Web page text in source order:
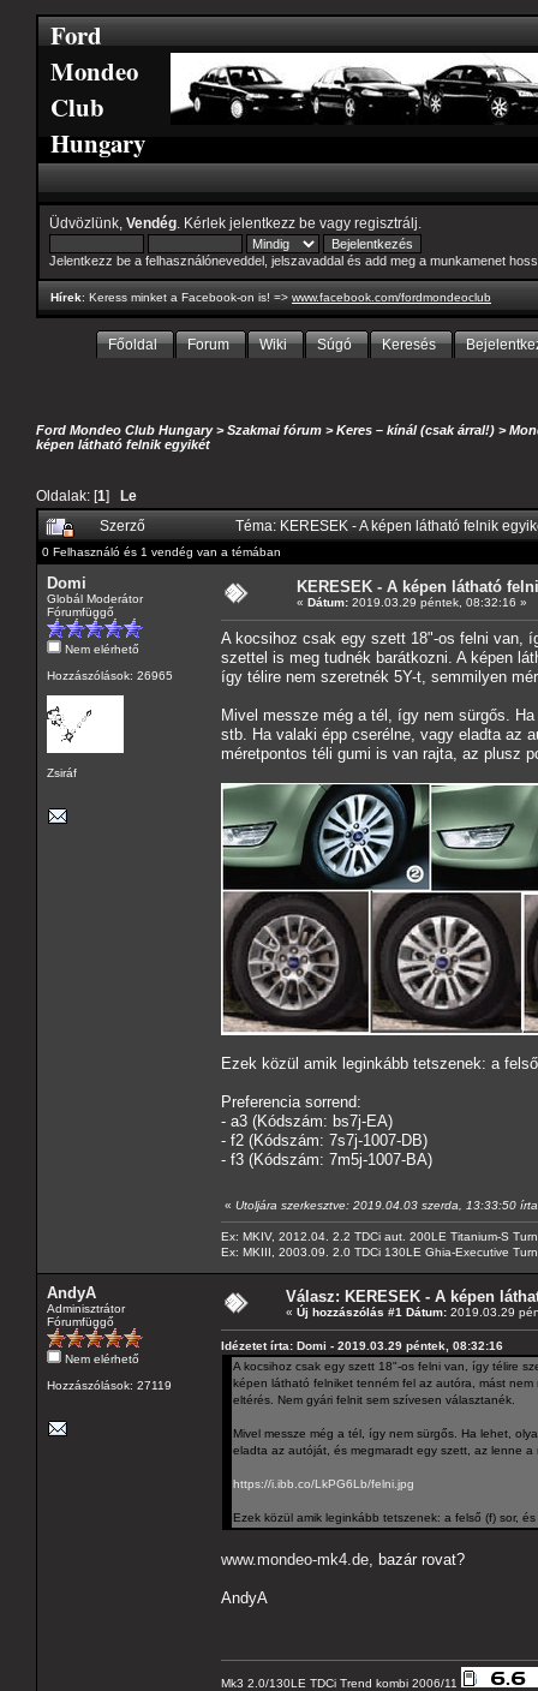
Ford
Mondeo
Club
Hungary
Üdvözlünk, Vendég . Kérlek jelentkezz be vagy regisztrálj
Jelentkezz be a felhasználóneveddel, jelszavaddal és add meg a munkamenet
Hírek: Keress minket a Facebook-on is! => www.facebook.com/fordmondeoclub
Főoldal Forum Wiki Súgó Keresés
Ford Mondeo Club Hungary>Szakmai fórum >Keres – kínál (csak árral!) >
képen látható felnik egyikét
Oldalak: [1] Le
Szerző
Téma: KERESEK - A képen látható felnik
0 Felhasználó és 1 vendég van a témában
Domi
Globál Moderátor
Fórumfüggő
Nem elérhető
Hozzászólások: 26965
Zsiráf
KERESEK - A képen látható
« Dátum: 2019.03.29 péntek, 08:32:16 »
A kocsihoz csak egy szett 18"-os felni van,
szettel is meg tudnék barátkozni. A képen
így télire nem szeretnék 5Y-t, semmilyen
Mivel messze még a tél, így nem sürgős.
stb. Ha valaki épp cserélne, vagy eladta az
méretpontos téli gumi is van rajta, az plusz
Ezek közül amik leginkább tetszenek: a
Preferencia sorrend:
- a3 (Kódszám: bs7j-EA)
- f2 (Kódszám: 7s7j-1007-DB)
- f3 (Kódszám: 7m5j-1007-BA)
« Utoljára szerkesztve: 2019.04.03 szerda, 13:33:50
Ex: MKIV, 2012.04. 2.2 TDCi aut. 200LE Titanium-S
Ex: MKIII, 2003.09. 2.0 TDCi 130LE Ghia-Executive
AndyA
Adminisztrátor
Fórumfüggő
Nem elérhető
Hozzászólások: 27119
Válasz: KERESEK - A képen
« Új hozzászólás #1 Dátum: 2019.03.29
Idézetet írta: Domi - 2019.03.29 péntek, 08:32:16
A kocsihoz csak egy szett 18"-os felni van, így télire
képen látható felniket tenném fel az autóra, mást
eltérés. Nem gyári felnit sem szívesen választanék.
Mivel messze még a tél, így nem sürgős. Ha lehet,
eladta az autóját, és megmaradt egy szett, az lenne
https://i.ibb.co/LkPG6Lb/felni.jpg
Ezek közül amik leginkább tetszenek: a felső (f) sor,
www.mondeo-mk4.de , bazár rovat?
AndyA
Mk3 2.0/130LE TDCi Trend kombi 2006/11